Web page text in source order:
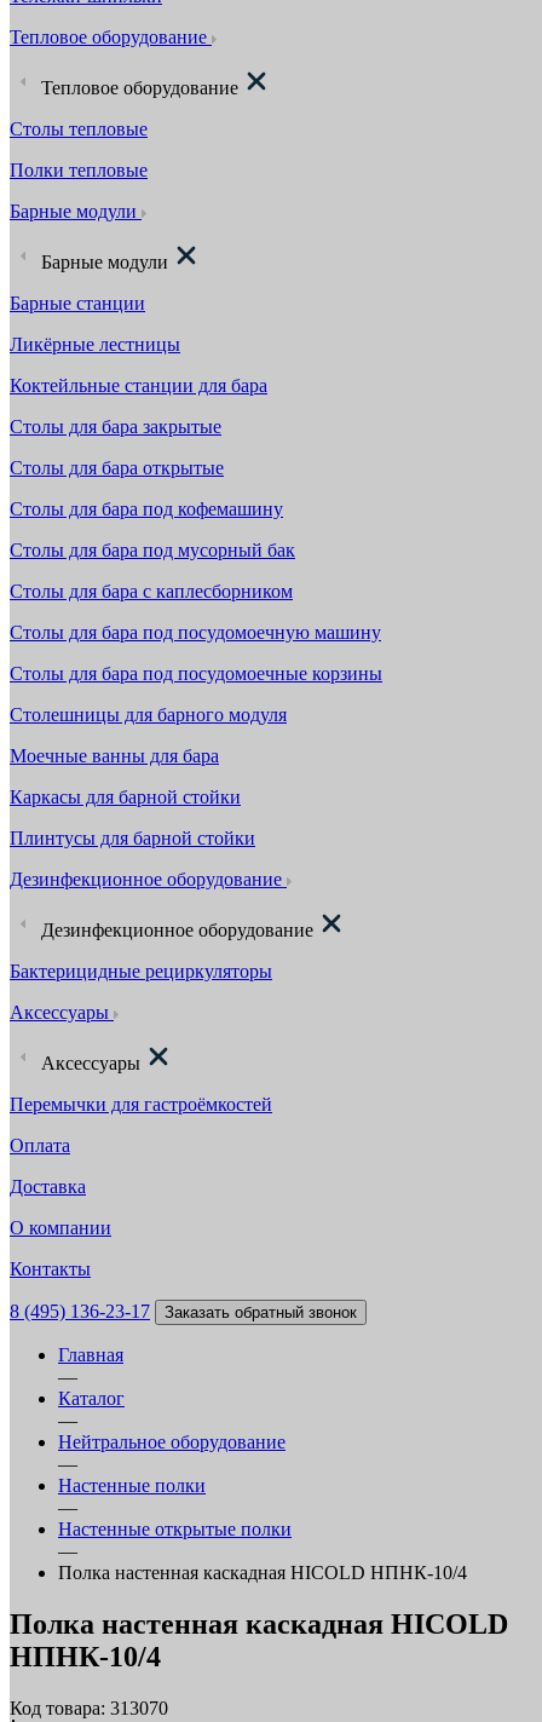
Тепловое оборудование
Тепловое оборудование
Столы тепловые
Полки тепловые
Барные модули
Барные модули
Барные станции
Ликёрные лестницы
Коктейльные станции для бара
Столы для бара закрытые
Столы для бара открытые
Столы для бара под кофемашину
Столы для бара под мусорный бак
Столы для бара с каплесборником
Столы для бара под посудомоечную машину
Столы для бара под посудомоечные корзины
Столешницы для барного модуля
Моечные ванны для бара
Каркасы для барной стойки
Плинтусы для барной стойки
Дезинфекционное оборудование
Дезинфекционное оборудование
Бактерицидные рециркуляторы
Аксессуары
Аксессуары
Перемычки для гастроёмкостей
Оплата
Доставка
О компании
Контакты
8 (495) 136-23-17 Заказать обратный звонок
Главная
—
Каталог
—
Нейтральное оборудование
—
Настенные полки
—
Настенные открытые полки
—
Полка настенная каскадная HICOLD НПНК-10/4
Полка настенная каскадная HICOLD
НПНК-10/4
Код товара: 313070